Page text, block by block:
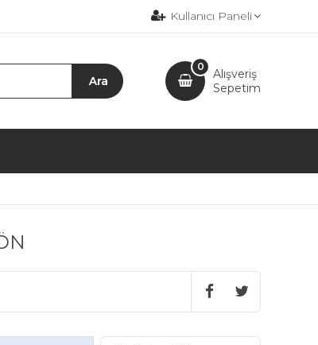
Kullanıcı Paneli
Alışveriş
Sepetim
0